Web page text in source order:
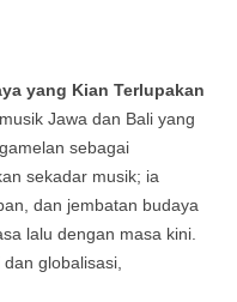
yang Kian Terlupakan
Jawa dan Bali yang
sebagai
sekadar musik; ia
dan jembatan budaya
lalu dengan masa kini.
globalisasi,